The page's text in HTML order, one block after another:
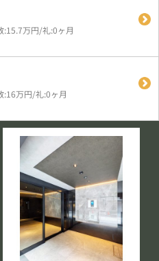
万円/礼:0ヶ月
:16万円/礼:0ヶ月